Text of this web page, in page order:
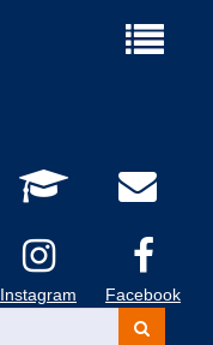
Menü
Instagram Facebook
Kurse